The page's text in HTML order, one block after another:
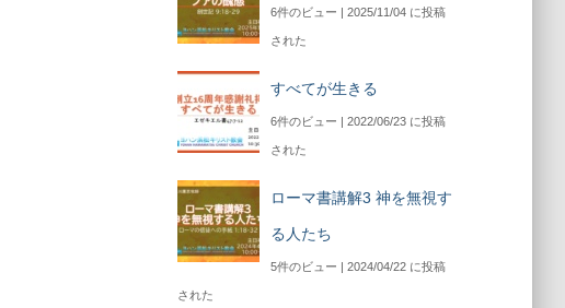
6件のビュー 2025/11/04 に投稿
された
すべてが生きる
6件のビュー 2022/06/23 に投稿
された
ローマ書講解3 神を無視す
る人たち
5件のビュー 2024/04/22 に投稿
された